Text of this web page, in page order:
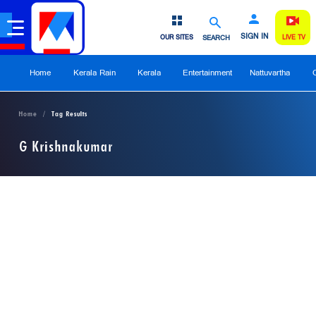
SEARCH SIGN IN
OUR SITES LIVE TV
Home Kerala Rain Kerala Entertainment Nattuvartha
Home Tag Results
G Krishnakumar